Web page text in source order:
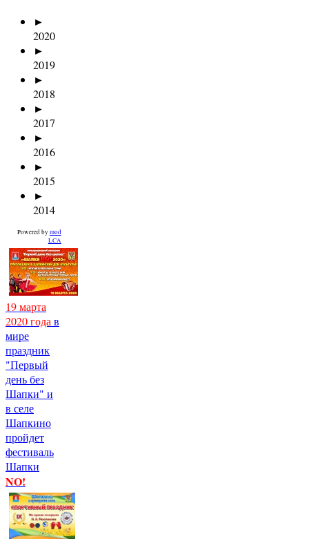
►
2020
►
2019
►
2018
►
2017
►
2016
►
2015
►
2014
Powered by mod
LCA
19 марта
2020 года в
мире
праздник
"Первый
день без
Шапки" и
в селе
Шапкино
пройдет
фестиваль
Шапки
NO!